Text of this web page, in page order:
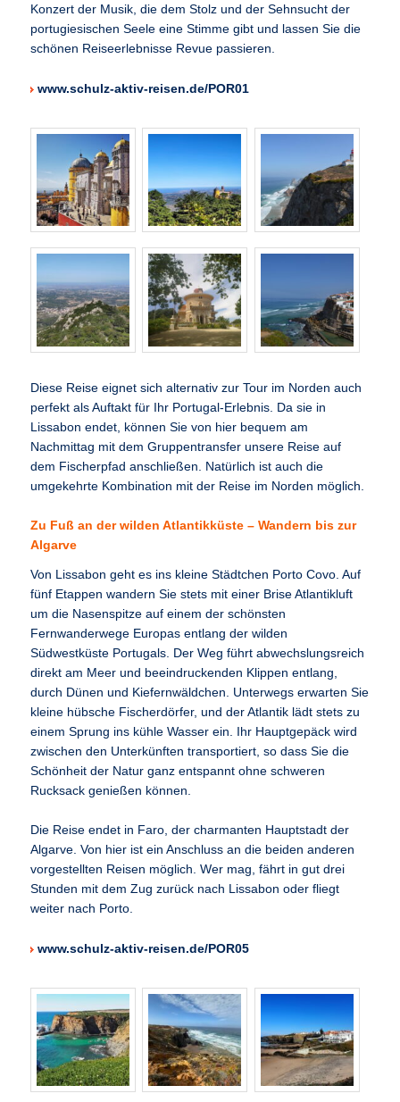
Konzert der Musik, die dem Stolz und der Sehnsucht der
portugiesischen Seele eine Stimme gibt und lassen Sie die
schönen Reiseerlebnisse Revue passieren.
www.schulz-aktiv-reisen.de/POR01
Diese Reise eignet sich alternativ zur Tour im Norden auch
perfekt als Auftakt für Ihr Portugal-Erlebnis. Da sie in
Lissabon endet, können Sie von hier bequem am
Nachmittag mit dem Gruppentransfer unsere Reise auf
dem Fischerpfad anschließen. Natürlich ist auch die
umgekehrte Kombination mit der Reise im Norden möglich.
Zu Fuß an der wilden Atlantikküste – Wandern bis zur
Algarve
Von Lissabon geht es ins kleine Städtchen Porto Covo. Auf
fünf Etappen wandern Sie stets mit einer Brise Atlantikluft
um die Nasenspitze auf einem der schönsten
Fernwanderwege Europas entlang der wilden
Südwestküste Portugals. Der Weg führt abwechslungsreich
direkt am Meer und beeindruckenden Klippen entlang,
durch Dünen und Kiefernwäldchen. Unterwegs erwarten Sie
kleine hübsche Fischerdörfer, und der Atlantik lädt stets zu
einem Sprung ins kühle Wasser ein. Ihr Hauptgepäck wird
zwischen den Unterkünften transportiert, so dass Sie die
Schönheit der Natur ganz entspannt ohne schweren
Rucksack genießen können.
Die Reise endet in Faro, der charmanten Hauptstadt der
Algarve. Von hier ist ein Anschluss an die beiden anderen
vorgestellten Reisen möglich. Wer mag, fährt in gut drei
Stunden mit dem Zug zurück nach Lissabon oder fliegt
weiter nach Porto.
www.schulz-aktiv-reisen.de/POR05